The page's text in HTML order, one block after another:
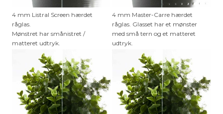
4 mm Listral Screen hærdet
råglas.
Mønstret har smånistret /
matteret udtryk.
4 mm Master-Carre hærdet
råglas. Glasset har et mønster
med små tern og et matteret
udtryk.